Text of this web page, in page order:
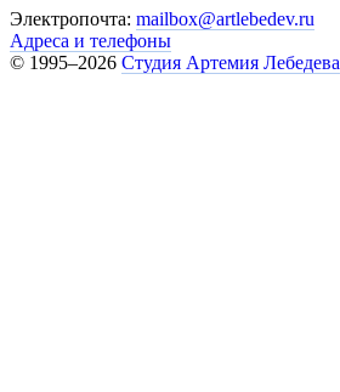
Электропочта: mailbox@artlebedev.ru
Адреса и телефоны
© 1995–2026 Студия Артемия Лебедева